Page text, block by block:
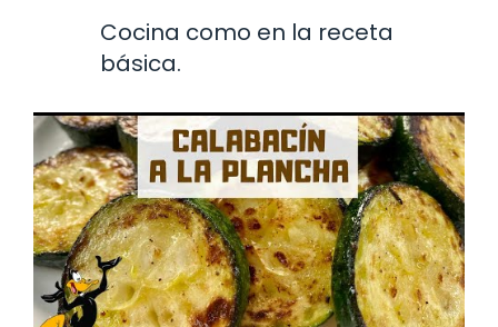
Cocina como en la receta
básica.